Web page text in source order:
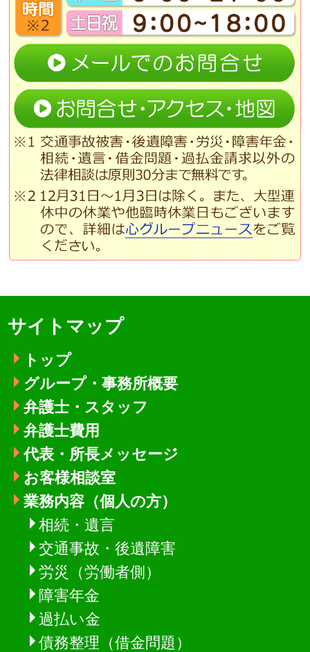
サイトマップ
トップ
グループ・事務所概要
弁護士・スタッフ
弁護士費用
代表・所長メッセージ
お客様相談室
業務内容（個人の方）
相続・遺言
交通事故・後遺障害
労災（労働者側）
障害年金
過払い金
債務整理（借金問題）